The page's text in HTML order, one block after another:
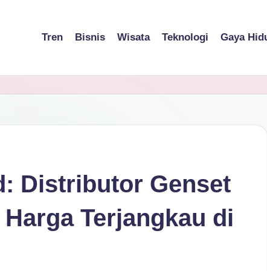
Tren Bisnis Wisata Teknologi Gaya
Distributor Genset
Terjangkau di